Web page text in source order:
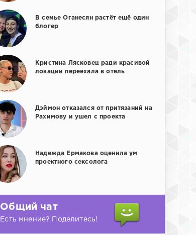
В семье Оганесян растёт ещё один
блогер
Кристина Лясковец ради красивой
локации переехала в отель
Дэймон отказался от притязаний на
Рахимову и ушел с проекта
Надежда Ермакова оценила ум
проектного сексолога
Общий чат
Есть мнение? Поделитесь!